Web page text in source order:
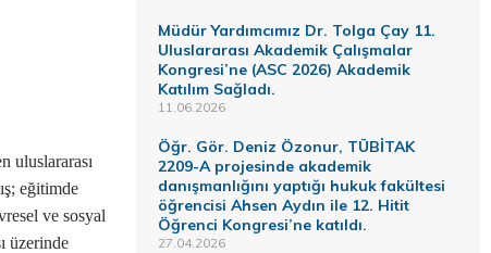
uluslararası
eğitimde
ve sosyal
üzerinde
Müdür Yardımcımız Dr. Tolga Çay 11.
Uluslararası Akademik Çalışmalar
Kongresi’ne (ASC 2026) Akademik
Katılım Sağladı.
11.06.2026
Öğr. Gör. Deniz Özonur, TÜBİTAK
2209-A projesinde akademik
danışmanlığını yaptığı hukuk fakültesi
öğrencisi Ahsen Aydın ile 12. Hitit
Öğrenci Kongresi’ne katıldı.
27.04.2026